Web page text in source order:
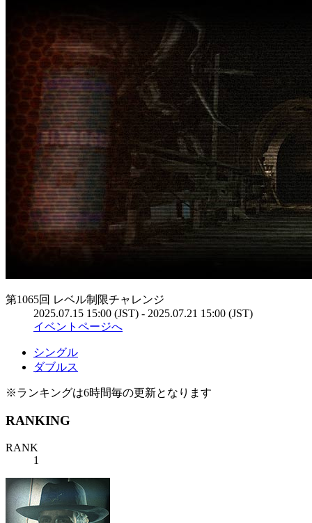
第1065回 レベル制限チャレンジ
2025.07.15 15:00 (JST) - 2025.07.21 15:00 (JST)
イベントページへ
シングル
ダブルス
※ランキングは6時間毎の更新となります
RANKING
RANK
1